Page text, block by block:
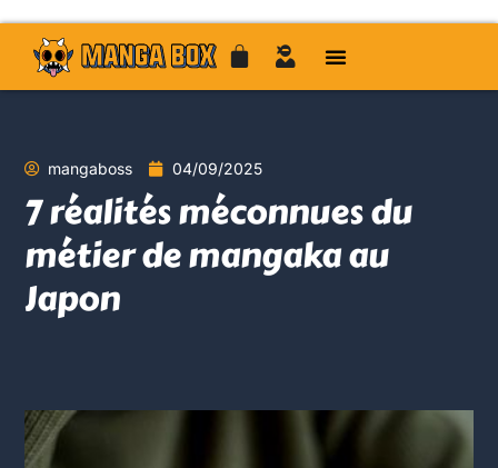
mangaboss 04/09/2025
7 réalités méconnues du
métier de mangaka au
Japon